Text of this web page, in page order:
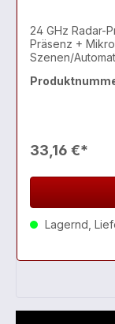
24 GHz Radar-
Präsenz +
Szenen/
33,16 €*
Lagernd,